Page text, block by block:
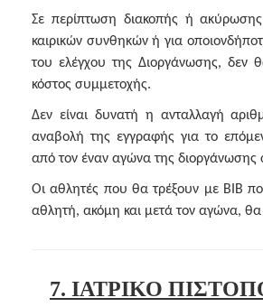
Σε περίπτωση διακοπής ή
καιρικών συνθηκών ή για
του ελέγχου της Διοργάνωσης, δεν
κόστος συμμετοχής.
Δεν είναι δυνατή η ανταλλαγή
αναβολή της εγγραφής για το
από τον έναν αγώνα της διοργάνωσης
Οι αθλητές που θα τρέξουν με BIB
αθλητή, ακόμη και μετά τον αγώνα, θα
7. ΙΑΤΡΙΚΟ